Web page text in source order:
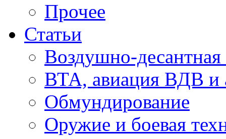
Прочее
Статьи
Воздушно-десантная
ВТА, авиация ВДВ и
Обмундирование
Оружие и боевая